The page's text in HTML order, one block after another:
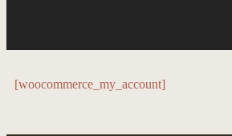
[woocommerce_my_account]